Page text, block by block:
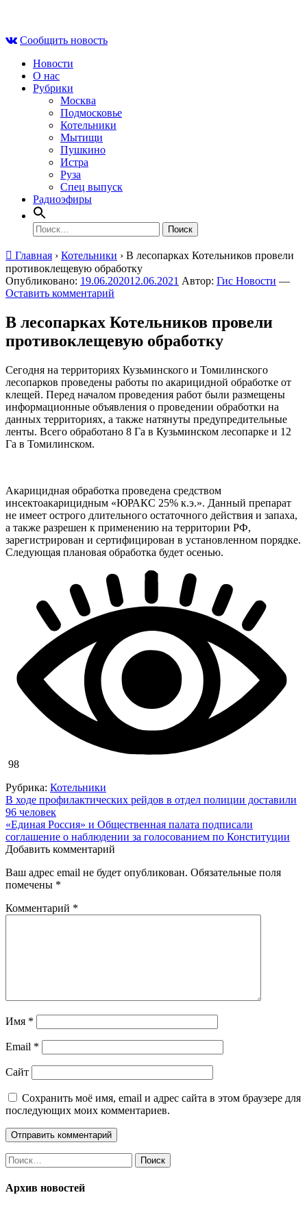
contentСообщить новость
Новости
О нас
Рубрики
Москва
Подмосковье
Котельники
Мытищи
Пушкино
Истра
Руза
Спец выпуск
Радиоэфиры
Найти:
Главная › Котельники › В лесопарках Котельников провели
противоклещевую обработку
Опубликовано: 19.06.202012.06.2021 Автор: Гис Новости —
Оставить комментарий
В лесопарках Котельников провели
противоклещевую обработку
Сегодня на территориях Кузьминского и Томилинского
лесопарков проведены работы по акарицидной обработке от
клещей. Перед началом проведения работ были размещены
информационные объявления о проведении обработки на
данных территориях, а также натянуты предупредительные
ленты. Всего обработано 8 Га в Кузьминском лесопарке и 12
Га в Томилинском.
Акарицидная обработка проведена средством
инсектоакарицидным «ЮРАКС 25% к.э.». Данный препарат
не имеет острого длительного остаточного действия и запаха,
а также разрешен к применению на территории РФ,
зарегистрирован и сертифицирован в установленном порядке.
Следующая плановая обработка будет осенью.
98
Рубрика: Котельники
Навигация
по
записям
В ходе профилактических рейдов в отдел полиции доставили
96 человек
«Единая Россия» и Общественная палата подписали
соглашение о наблюдении за голосованием по Конституции
Добавить комментарий
Ваш адрес email не будет опубликован. Обязательные поля
помечены *
Комментарий *
Имя *
Email *
Сайт
Сохранить моё имя, email и адрес сайта в этом браузере для
последующих моих комментариев.
Найти:
Архив новостей